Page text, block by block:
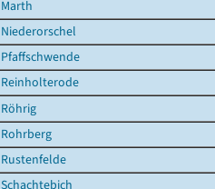
Marth
Niederorschel
Pfaffschwende
Reinholterode
Röhrig
Rohrberg
Rustenfelde
Schachtebich